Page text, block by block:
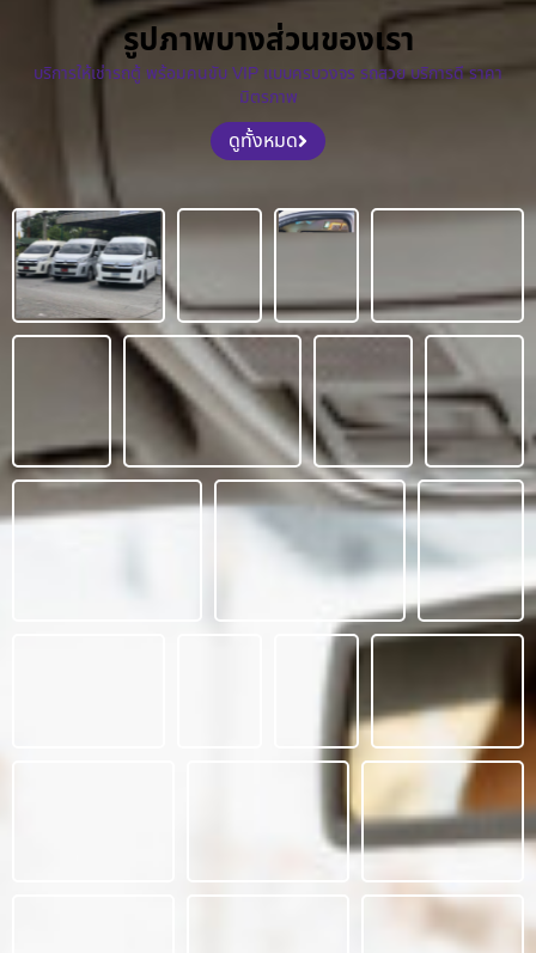
รูปภาพบางส่วนของเรา
บริการให้เช่ารถตู้ พร้อมคนขับ VIP แบบครบวงจร รถสวย บริการดี ราคา
มิตรภาพ
ดูทั้งหมด